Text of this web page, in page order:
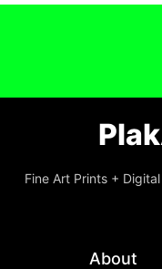
Fine Art Prints +
About